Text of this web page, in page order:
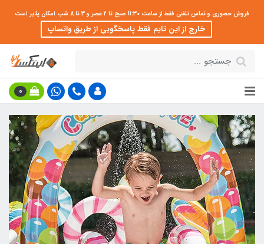
فروش حضوری و تماس تلفنی فقط از ساعت 11:30 صبح تا 2 عصر و 3 تا 8 شب امکان پذیر است
خارج از این تایم فقط پاسخگویی از طریق واتساپ
0